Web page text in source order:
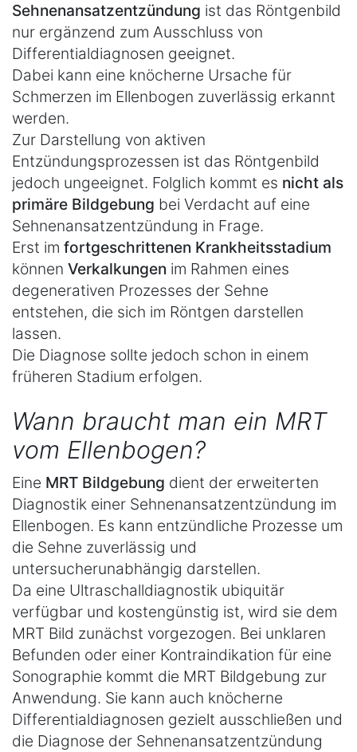
Sehnenansatzentzündung ist das Röntgenbild
nur ergänzend zum Ausschluss von
Differentialdiagnosen geeignet.
Dabei kann eine knöcherne Ursache für
Schmerzen im Ellenbogen zuverlässig erkannt
werden.
Zur Darstellung von aktiven
Entzündungsprozessen ist das Röntgenbild
jedoch ungeeignet. Folglich kommt es nicht als
primäre Bildgebung bei Verdacht auf eine
Sehnenansatzentzündung in Frage.
Erst im fortgeschrittenen Krankheitsstadium
können Verkalkungen im Rahmen eines
degenerativen Prozesses der Sehne
entstehen, die sich im Röntgen darstellen
lassen.
Die Diagnose sollte jedoch schon in einem
früheren Stadium erfolgen.
Wann braucht man ein MRT
vom Ellenbogen?
Eine MRT Bildgebung dient der erweiterten
Diagnostik einer Sehnenansatzentzündung im
Ellenbogen. Es kann entzündliche Prozesse um
die Sehne zuverlässig und
untersucherunabhängig darstellen.
Da eine Ultraschalldiagnostik ubiquitär
verfügbar und kostengünstig ist, wird sie dem
MRT Bild zunächst vorgezogen. Bei unklaren
Befunden oder einer Kontraindikation für eine
Sonographie kommt die MRT Bildgebung zur
Anwendung. Sie kann auch knöcherne
Differentialdiagnosen gezielt ausschließen und
die Diagnose der Sehnenansatzentzündung